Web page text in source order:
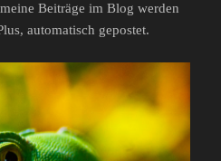
Beiträge im Blog werden
automatisch gepostet.